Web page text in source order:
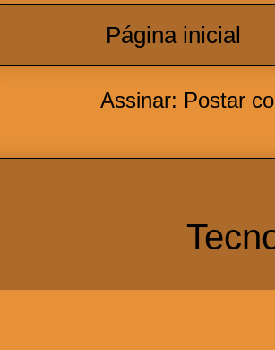
Página inicial
Assinar: Postar